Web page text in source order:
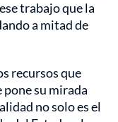
trabajo que la
a mitad de
recursos que
su mirada
no solo es el